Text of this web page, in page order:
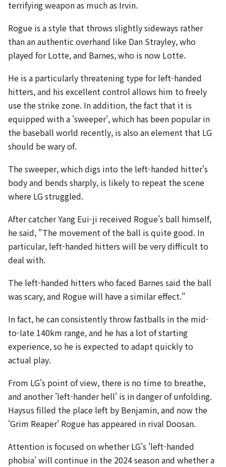
terrifying weapon as much as Irvin.
Rogue is a style that throws slightly sideways rather
than an authentic overhand like Dan Strayley, who
played for Lotte, and Barnes, who is now Lotte.
He is a particularly threatening type for left-handed
hitters, and his excellent control allows him to freely
use the strike zone. In addition, the fact that it is
equipped with a 'sweeper', which has been popular in
the baseball world recently, is also an element that LG
should be wary of.
The sweeper, which digs into the left-handed hitter's
body and bends sharply, is likely to repeat the scene
where LG struggled.
After catcher Yang Eui-ji received Rogue's ball himself,
he said, "The movement of the ball is quite good. In
particular, left-handed hitters will be very difficult to
deal with.
The left-handed hitters who faced Barnes said the ball
was scary, and Rogue will have a similar effect."
In fact, he can consistently throw fastballs in the mid-
to-late 140km range, and he has a lot of starting
experience, so he is expected to adapt quickly to
actual play.
From LG's point of view, there is no time to breathe,
and another 'left-hander hell' is in danger of unfolding.
Haysus filled the place left by Benjamin, and now the
'Grim Reaper' Rogue has appeared in rival Doosan.
Attention is focused on whether LG's 'left-handed
phobia' will continue in the 2024 season and whether a